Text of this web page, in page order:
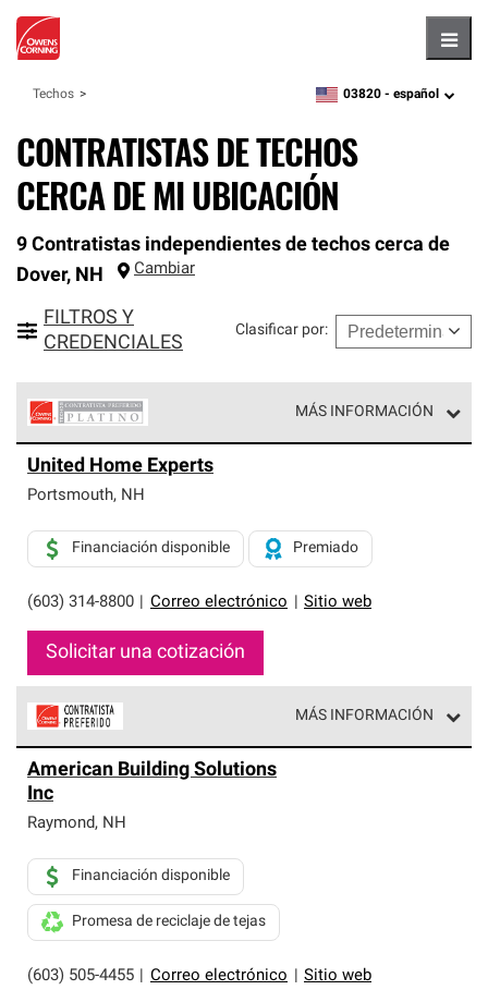
Techos zipcode,language
03820 - español
CONTRATISTAS DE TECHOS
CERCA DE MI UBICACIÓN
9 Contratistas independientes de techos cerca de
Dover, NH Cambiar
FILTROS Y
CREDENCIALES
Clasificar por:
MÁS INFORMACIÓN
Corning constituyen el nivel superior de nuestra red
exclusiva y cumplen con estándares estrictos de
Solo ellos pueden ofrecer nuestra mejor garantía de
sistemas de techos.
United Home Experts
Portsmouth, NH
(603) 314-8800 Correo electrónico Sitio web
Financiación disponible Premiado
Solicitar una cotización
MÁS INFORMACIÓN
parte de una red exclusiva de profesionales de techos
que cumplen con altos estándares y requisitos estrictos
de profesionalismo y confiabilidad.
American Building Solutions
Inc
Raymond, NH
(603) 505-4455 Correo electrónico Sitio web
Financiación disponible
Promesa de reciclaje de tejas